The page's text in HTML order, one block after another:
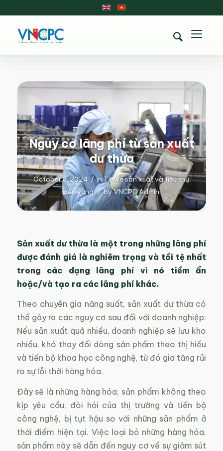
Nguy cơ lãng phí từ sản xuất
dư thừa
October 3, 2024 / inTin về sản xuất và tiêu thụ
bền vững / byVNCPC Admin
Sản xuất dư thừa là một trong những lãng phí
được đánh giá là nghiêm trọng và tồi tệ nhất
trong các dạng lãng phí vì nó tiềm ẩn
hoặc/và tạo ra các lãng phí khác.
Theo chuyên gia năng suất, sản xuất dư thừa có
thể gây ra các nguy cơ sau đối với doanh nghiệp:
Nếu sản xuất quá nhiều, doanh nghiệp sẽ lưu kho
nhiều, khó thay đổi dòng sản phẩm theo thị hiếu
và tiến bộ khoa học công nghệ, từ đó gia tăng rủi
ro sự lỗi thời hàng hóa.
Đây sẽ là những hàng hóa, sản phẩm không theo
kịp yêu cầu, đòi hỏi của thị trường và tiến bộ
công nghệ, bị tụt hậu so với những sản phẩm ở
thời điểm hiện tại. Việc loại bỏ những hàng hóa,
sản phẩm này sẽ dẫn đến nguy cơ về sự giảm sút